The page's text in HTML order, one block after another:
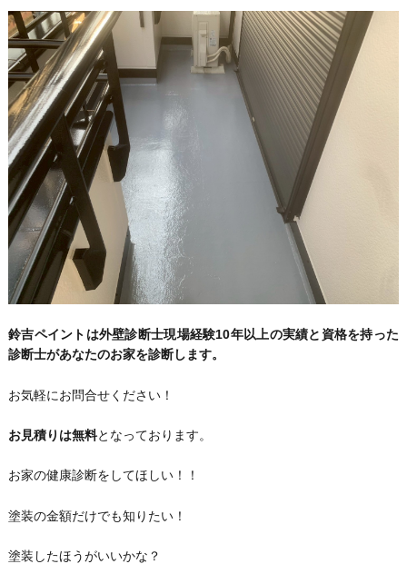
鈴吉ペイントは外壁診断士現場経験10年以上の実績と資格を持った
診断士があなたのお家を診断します。
お気軽にお問合せください！
お見積りは無料となっております。
お家の健康診断をしてほしい！！
塗装の金額だけでも知りたい！
塗装したほうがいいかな？